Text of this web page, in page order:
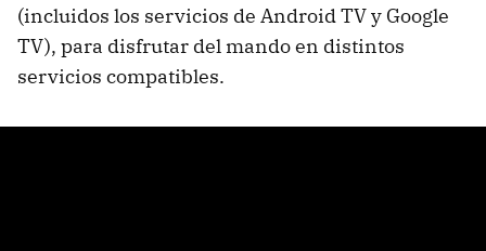
(incluidos los servicios de Android TV y Google
TV), para disfrutar del mando en distintos
servicios compatibles.